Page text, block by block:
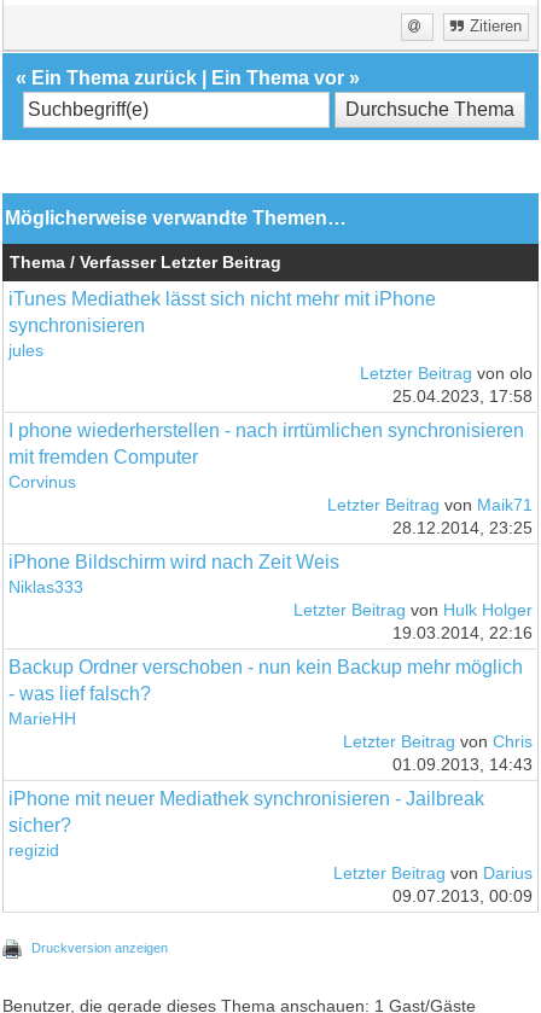
Zitieren
« Ein Thema zurück Ein Thema vor »
Möglicherweise verwandte Themen…
Thema / Verfasser Letzter Beitrag
iTunes Mediathek lässt sich nicht mehr mit iPhone
synchronisieren
jules
Letzter Beitrag von olo
25.04.2023, 17:58
I phone wiederherstellen - nach irrtümlichen synchronisieren
mit fremden Computer
Corvinus
Letzter Beitrag von Maik71
28.12.2014, 23:25
iPhone Bildschirm wird nach Zeit Weis
Niklas333
Letzter Beitrag von Hulk Holger
19.03.2014, 22:16
Backup Ordner verschoben - nun kein Backup mehr möglich
- was lief falsch?
MarieHH
Letzter Beitrag von Chris
01.09.2013, 14:43
iPhone mit neuer Mediathek synchronisieren - Jailbreak
sicher?
regizid
Letzter Beitrag von Darius
09.07.2013, 00:09
Druckversion anzeigen
Benutzer, die gerade dieses Thema anschauen: 1 Gast/Gäste